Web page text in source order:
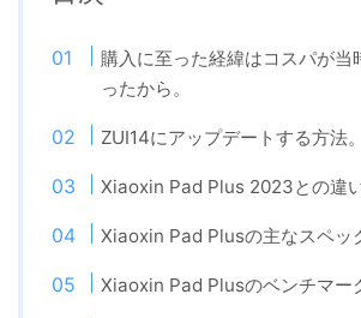
購入に至った経緯はコスパが当
ったから。
ZUI14にアップデートする方法。
Xiaoxin Pad Plus 2023との違
Xiaoxin Pad Plusの主なスペッ
Xiaoxin Pad Plusのベンチマー